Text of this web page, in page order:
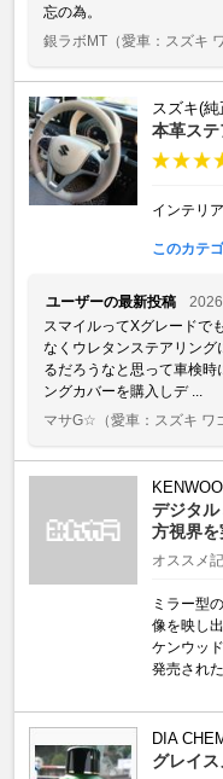
忘の為。
銀ラボMT （愛車：スズキ
スズキ(純
本革ス
インテリア
このカテ
ユーザーの最新投稿
スマイルってXグレードで
なくウレタンステアリング
るだろうなと思って車検時
ングカバーを購入しデ ...
マサG☆ （愛車：スズキ
デジタ
方視界を
オススメ
ミラー型
像を映し
ケンウッ
発売され
DIA
グレイ